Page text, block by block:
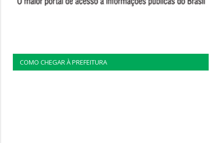
COMO CHEGAR À PREFEITURA